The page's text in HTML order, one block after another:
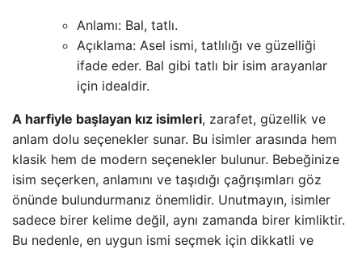
Anlamı: Bal, tatlı.
Açıklama: Asel ismi, tatlılığı ve güzelliği
ifade eder. Bal gibi tatlı bir isim arayanlar
için idealdir.
A harfiyle başlayan kız isimleri, zarafet, güzellik ve
anlam dolu seçenekler sunar. Bu isimler arasında hem
klasik hem de modern seçenekler bulunur. Bebeğinize
isim seçerken, anlamını ve taşıdığı çağrışımları göz
önünde bulundurmanız önemlidir. Unutmayın, isimler
sadece birer kelime değil, aynı zamanda birer kimliktir.
Bu nedenle, en uygun ismi seçmek için dikkatli ve